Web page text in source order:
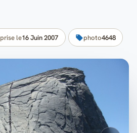
prise le16 Juin 2007 photo4648